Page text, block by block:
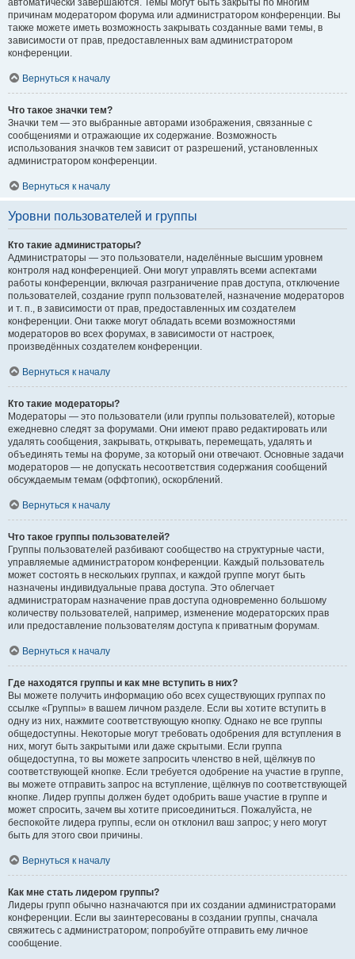
автоматически завершаются. Темы могут быть закрыты по многим
причинам модератором форума или администратором конференции. Вы
также можете иметь возможность закрывать созданные вами темы, в
зависимости от прав, предоставленных вам администратором
конференции.
Вернуться к началу
Что такое значки тем?
Значки тем — это выбранные авторами изображения, связанные с
сообщениями и отражающие их содержание. Возможность
использования значков тем зависит от разрешений, установленных
администратором конференции.
Вернуться к началу
Уровни пользователей и группы
Кто такие администраторы?
Администраторы — это пользователи, наделённые высшим уровнем
контроля над конференцией. Они могут управлять всеми аспектами
работы конференции, включая разграничение прав доступа, отключение
пользователей, создание групп пользователей, назначение модераторов
и т. п., в зависимости от прав, предоставленных им создателем
конференции. Они также могут обладать всеми возможностями
модераторов во всех форумах, в зависимости от настроек,
произведённых создателем конференции.
Вернуться к началу
Кто такие модераторы?
Модераторы — это пользователи (или группы пользователей), которые
ежедневно следят за форумами. Они имеют право редактировать или
удалять сообщения, закрывать, открывать, перемещать, удалять и
объединять темы на форуме, за который они отвечают. Основные задачи
модераторов — не допускать несоответствия содержания сообщений
обсуждаемым темам (оффтопик), оскорблений.
Вернуться к началу
Что такое группы пользователей?
Группы пользователей разбивают сообщество на структурные части,
управляемые администратором конференции. Каждый пользователь
может состоять в нескольких группах, и каждой группе могут быть
назначены индивидуальные права доступа. Это облегчает
администраторам назначение прав доступа одновременно большому
количеству пользователей, например, изменение модераторских прав
или предоставление пользователям доступа к приватным форумам.
Вернуться к началу
Где находятся группы и как мне вступить в них?
Вы можете получить информацию обо всех существующих группах по
ссылке «Группы» в вашем личном разделе. Если вы хотите вступить в
одну из них, нажмите соответствующую кнопку. Однако не все группы
общедоступны. Некоторые могут требовать одобрения для вступления в
них, могут быть закрытыми или даже скрытыми. Если группа
общедоступна, то вы можете запросить членство в ней, щёлкнув по
соответствующей кнопке. Если требуется одобрение на участие в группе,
вы можете отправить запрос на вступление, щёлкнув по соответствующей
кнопке. Лидер группы должен будет одобрить ваше участие в группе и
может спросить, зачем вы хотите присоединиться. Пожалуйста, не
беспокойте лидера группы, если он отклонил ваш запрос; у него могут
быть для этого свои причины.
Вернуться к началу
Как мне стать лидером группы?
Лидеры групп обычно назначаются при их создании администраторами
конференции. Если вы заинтересованы в создании группы, сначала
свяжитесь с администратором; попробуйте отправить ему личное
сообщение.